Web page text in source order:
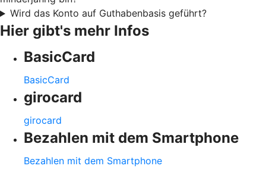
Wird das Konto auf Guthabenbasis geführt?
Hier gibt's mehr Infos
BasicCard
BasicCard
girocard
girocard
Bezahlen mit dem Smartphone
Bezahlen mit dem Smartphone